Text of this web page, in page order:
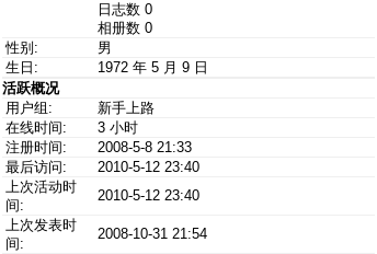
日志数 0
相册数 0
性别:
男
生日:
1972 年 5 月 9 日
活跃概况
用户组:
新手上路
在线时间:
3 小时
注册时间:
2008-5-8 21:33
最后访问:
2010-5-12 23:40
上次活动时
间:
2010-5-12 23:40
上次发表时
间:
2008-10-31 21:54